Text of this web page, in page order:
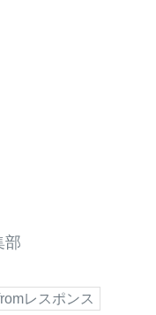
部
レスポンス